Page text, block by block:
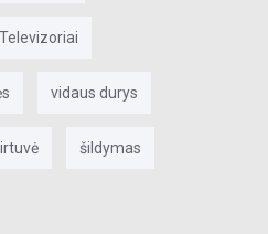
Televizoriai
vidaus durys
šildymas